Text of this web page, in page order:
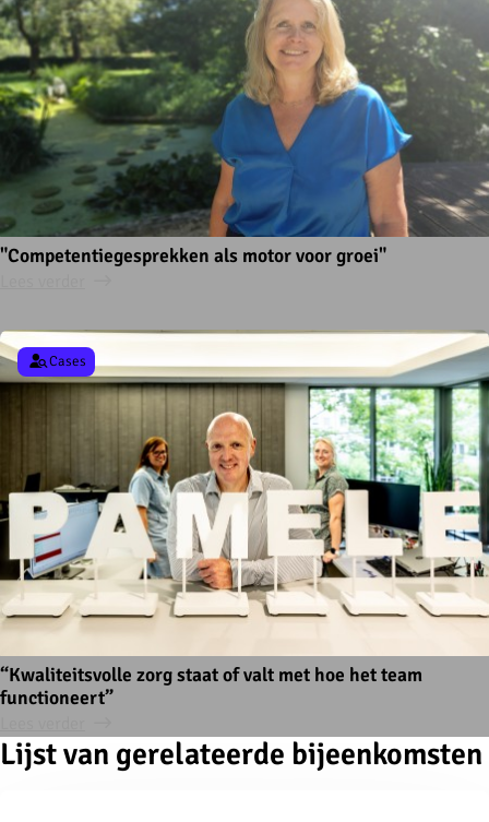
"Competentiegesprekken als motor voor groei"
“Kwaliteitsvolle zorg staat of valt met hoe het team
functioneert”
Cases
Lijst van gerelateerde bijeenkomsten